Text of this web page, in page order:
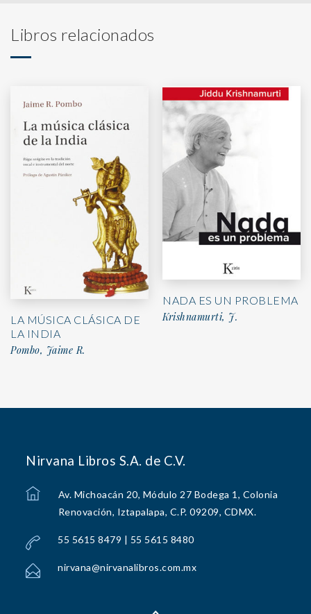
Libros relacionados
LA MÚSICA CLÁSICA DE
LA INDIA
Pombo, Jaime R.
NADA ES UN PROBLEMA
Krishnamurti, J.
Nirvana Libros S.A. de C.V.
Av. Michoacán 20, Módulo 27 Bodega 1, Colonia
Renovación, Iztapalapa, C.P. 09209, CDMX.
55 5615 8479 | 55 5615 8480
nirvana@nirvanalibros.com.mx